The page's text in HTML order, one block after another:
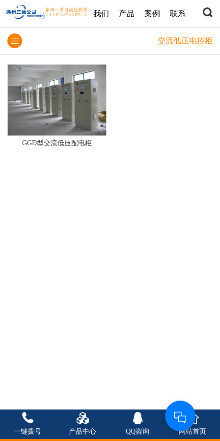
我们 产品 案例 联系
交流低压电控柜
GGD型交流低压配电柜
一键拨号 产品中心 QQ咨询 网站首页